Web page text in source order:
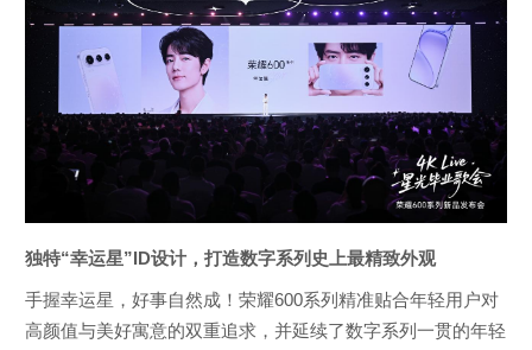
独特“幸运星”ID设计，打造数字系列史上最精致外观
手握幸运星，好事自然成！荣耀600系列精准贴合年轻用户对
高颜值与美好寓意的双重追求，并延续了数字系列一贯的年轻